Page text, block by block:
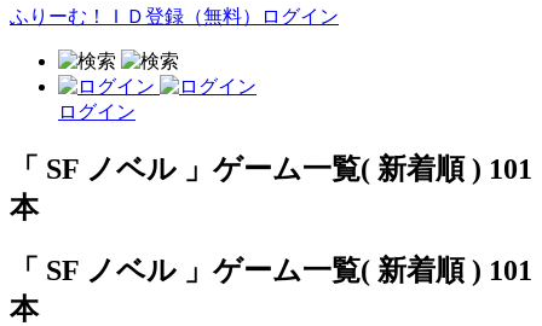
ふりーむ！ＩＤ登録（無料） ログイン
ログイン
「 SF ノベル 」ゲーム一覧( 新着順 ) 101
本
「 SF ノベル 」ゲーム一覧( 新着順 ) 101
本